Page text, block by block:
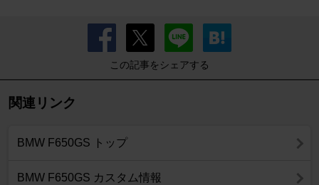
この記事をシェアする
関連リンク
BMW F650GS トップ
BMW F650GS カスタム情報